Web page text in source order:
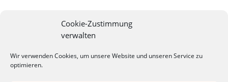
Cookie-Zustimmung
verwalten
Wir verwenden Cookies, um unsere Website und unseren Service zu
optimieren.